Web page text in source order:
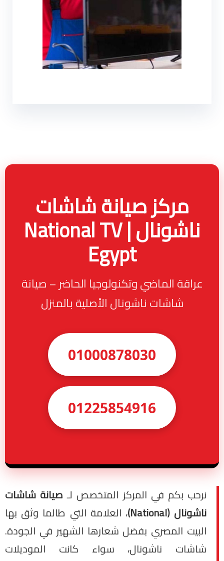
مركز صيانة شاشات
ناشونال | National TV
Egypt
عراقة الماضي وتكنولوجيا الحاضر – صيانة
شاشات ناشونال الأصلية بالمنزل
01000878030
01225854916
نرحب بكم في المركز المتخصص لـ صيانة شاشات
ناشونال (National)
، العلامة التي طالما وثق بها
البيت المصري بفضل شعارها الشهير في الجودة.
شاشات ناشونال، سواء كانت الموديلات